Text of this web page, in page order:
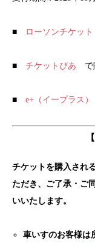
■ ローソンチケット
■ チケットぴあ で
■ e+（イープラス）
チケットを購入され
ただき、ご了承・ご
いいたします。
車いすのお客様は